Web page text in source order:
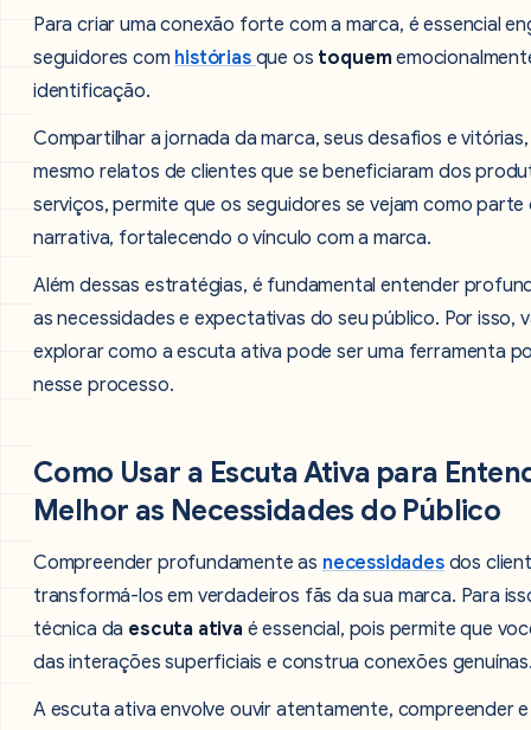
Para criar uma conexão forte com a marca, é essencial
seguidores com histórias que os toquem
identificação.
Compartilhar a jornada da marca, seus desafios e
mesmo relatos de clientes que se beneficiaram dos
serviços, permite que os seguidores se vejam como parte
narrativa, fortalecendo o vínculo com a marca.
Além dessas estratégias, é fundamental entender
as necessidades e expectativas do seu público. Por isso,
explorar como a escuta ativa pode ser uma ferramenta
nesse processo.
Como Usar a Escuta Ativa para
Melhor as Necessidades do Público
Compreender profundamente as necessidadesdos
transformá-los em verdadeiros fãs da sua marca. Para
técnica da escuta ativa é essencial, pois permite que
das interações superficiais e construa conexões
A escuta ativa envolve ouvir atentamente, compreender e